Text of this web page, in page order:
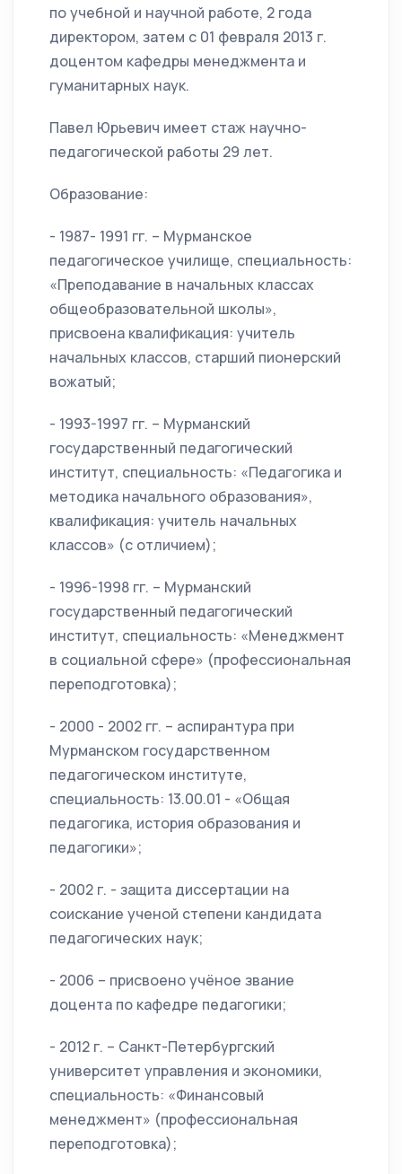
по учебной и научной работе, 2 года
директором, затем с 01 февраля 2013 г.
доцентом кафедры менеджмента и
гуманитарных наук.
Павел Юрьевич имеет стаж научно-
педагогической работы 29 лет.
Образование:
- 1987- 1991 гг. – Мурманское
педагогическое училище, специальность:
«Преподавание в начальных классах
общеобразовательной школы»,
присвоена квалификация: учитель
начальных классов, старший пионерский
вожатый;
- 1993-1997 гг. – Мурманский
государственный педагогический
институт, специальность: «Педагогика и
методика начального образования»,
квалификация: учитель начальных
классов» (с отличием);
- 1996-1998 гг. – Мурманский
государственный педагогический
институт, специальность: «Менеджмент
в социальной сфере» (профессиональная
переподготовка);
- 2000 - 2002 гг. – аспирантура при
Мурманском государственном
педагогическом институте,
специальность: 13.00.01 - «Общая
педагогика, история образования и
педагогики»;
- 2002 г. - защита диссертации на
соискание ученой степени кандидата
педагогических наук;
- 2006 – присвоено учёное звание
доцента по кафедре педагогики;
- 2012 г. – Санкт-Петербургский
университет управления и экономики,
специальность: «Финансовый
менеджмент» (профессиональная
переподготовка);